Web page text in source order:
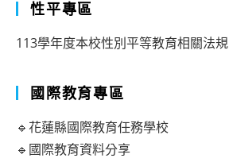
性平專區
113學年度本校性別平等教育相關法規
國際教育專區
🔹花蓮縣國際教育任務學校
🔹國際教育資料分享